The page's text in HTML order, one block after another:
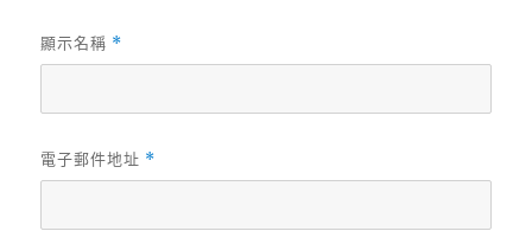
顯示名稱 *
電子郵件地址 *